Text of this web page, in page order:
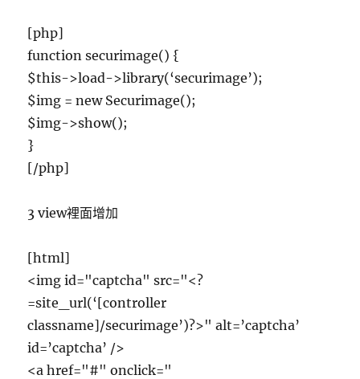
[php]
function securimage() {
$this->load->library(‘securimage’);
$img = new Securimage();
$img->show();
}
[/php]
3 view裡面增加
[html]
<img id="captcha" src="<?
=site_url(‘[controller
classname]/securimage’)?>" alt=’captcha’
id=’captcha’ />
<a href="#" onclick="